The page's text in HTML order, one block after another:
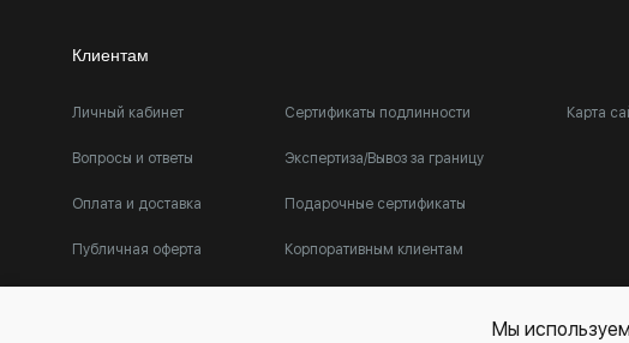
Клиентам
Личный кабинет
Вопросы и ответы
Оплата и доставка
Публичная оферта
Сертификаты подлинности
Экспертиза/Вывоз за границу
Подарочные сертификаты
Корпоративным клиентам
Карта
Мы